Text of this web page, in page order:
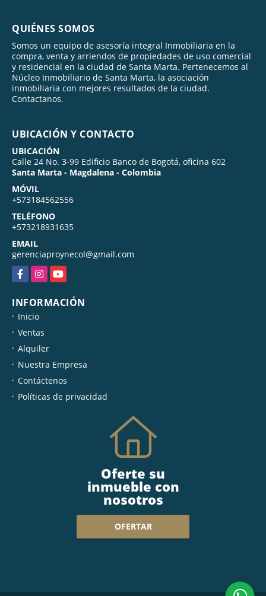
QUIÉNES SOMOS
Somos un equipo de asesoría integral Inmobiliaria en la
compra, venta y arriendos de propiedades de uso comercial
y residencial en la ciudad de Santa Marta. Pertenecemos al
Núcleo Inmobiliario de Santa Marta, la asociación
inmobiliaria con mejores resultados de la ciudad.
Contactanos.
UBICACIÓN Y CONTACTO
UBICACIÓN
Calle 24 No. 3-99 Edificio Banco de Bogotá, oficina 602
Santa Marta - Magdalena - Colombia
MÓVIL
+573184562556
TELÉFONO
+573218931635
EMAIL
gerenciaproynecol@gmail.com
FacebookInstagramYouTube
INFORMACIÓN
Inicio
Ventas
Alquiler
Nuestra Empresa
Contáctenos
Políticas de privacidad
Oferte su
inmueble con
nosotros
OFERTAR